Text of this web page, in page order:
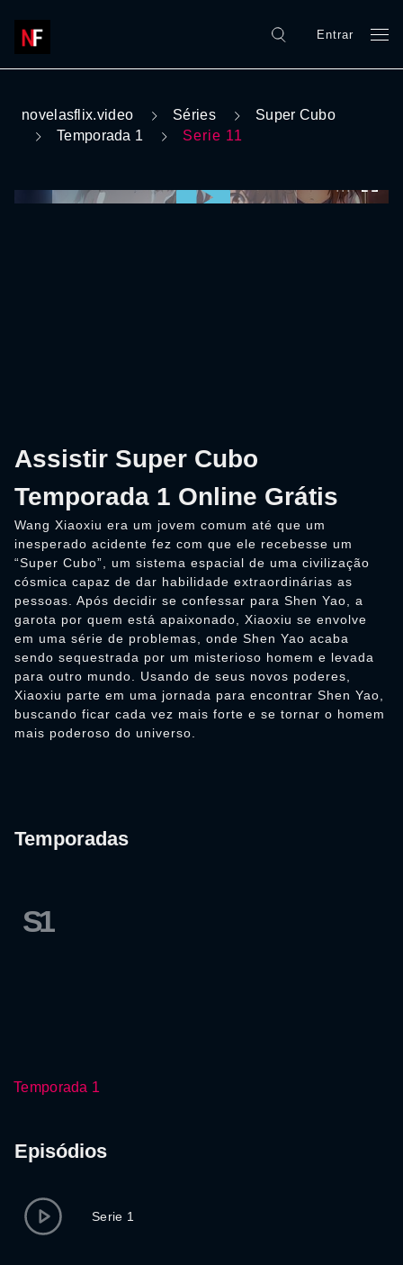
Entrar
novelasflix.video Séries
Super Cubo
Temporada 1
Serie 11
Assistir Super Cubo
Temporada 1 Online Grátis
Wang Xiaoxiu era um jovem comum até que um
inesperado acidente fez com que ele recebesse um
“Super Cubo”, um sistema espacial de uma civilização
cósmica capaz de dar habilidade extraordinárias as
pessoas. Após decidir se confessar para Shen Yao, a
garota por quem está apaixonado, Xiaoxiu se envolve
em uma série de problemas, onde Shen Yao acaba
sendo sequestrada por um misterioso homem e levada
para outro mundo. Usando de seus novos poderes,
Xiaoxiu parte em uma jornada para encontrar Shen Yao,
buscando ficar cada vez mais forte e se tornar o homem
mais poderoso do universo.
Temporadas
S1
Temporada 1
Episódios
Serie 1